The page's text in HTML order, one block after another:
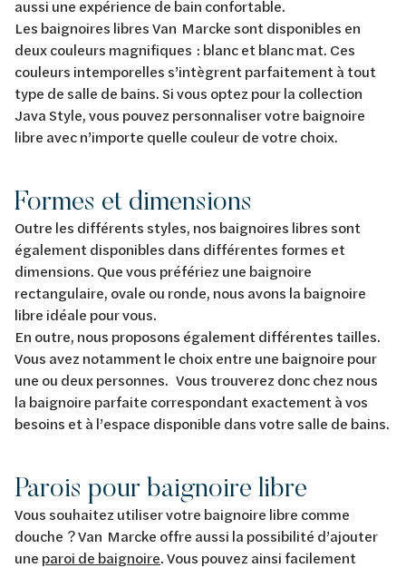
aussi une expérience de bain confortable.
Les baignoires libres Van Marcke sont disponibles en
deux couleurs magnifiques : blanc et blanc mat. Ces
couleurs intemporelles s’intègrent parfaitement à tout
type de salle de bains. Si vous optez pour la collection
Java Style, vous pouvez personnaliser votre baignoire
libre avec n’importe quelle couleur de votre choix.
Formes et dimensions
Outre les différents styles, nos baignoires libres sont
également disponibles dans différentes formes et
dimensions. Que vous préfériez une baignoire
rectangulaire, ovale ou ronde, nous avons la baignoire
libre idéale pour vous.
En outre, nous proposons également différentes tailles.
Vous avez notamment le choix entre une baignoire pour
une ou deux personnes. Vous trouverez donc chez nous
la baignoire parfaite correspondant exactement à vos
besoins et à l’espace disponible dans votre salle de bains.
Parois pour baignoire libre
Vous souhaitez utiliser votre baignoire libre comme
douche ? Van Marcke offre aussi la possibilité d’ajouter
une paroi de baignoire. Vous pouvez ainsi facilement